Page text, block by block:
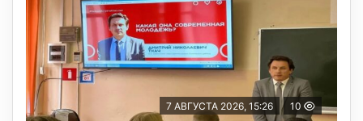
7 АВГУСТА 2026, 15:26 10